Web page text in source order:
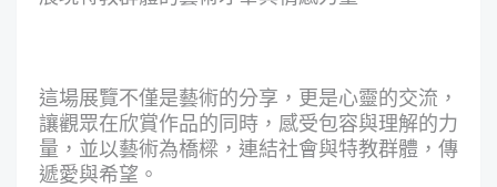
這場展覽不僅是藝術的分享，更是心靈的交流，
讓觀眾在欣賞作品的同時，感受包容與理解的力
量，並以藝術為橋樑，連結社會與特教群體，傳
遞愛與希望。